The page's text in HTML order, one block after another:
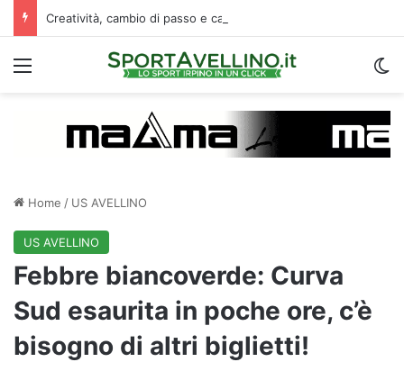
Menu
Home / US AVELLINO
US AVELLINO
Febbre biancoverde: Curva
Sud esaurita in poche ore, c’è
bisogno di altri biglietti!